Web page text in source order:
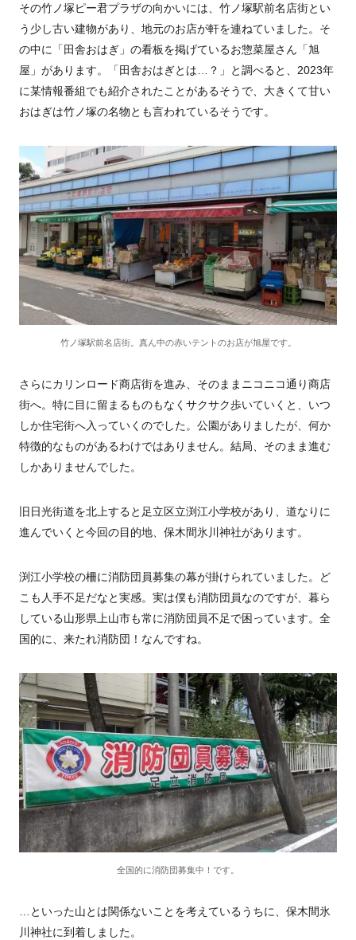
その竹ノ塚ピー君プラザの向かいには、竹ノ塚駅前名店街とい
う少し古い建物があり、地元のお店が軒を連ねていました。そ
の中に「田舎おはぎ」の看板を掲げているお惣菜屋さん「旭
屋」があります。「田舎おはぎとは…？」と調べると、2023年
に某情報番組でも紹介されたことがあるそうで、大きくて甘い
おはぎは竹ノ塚の名物とも言われているそうです。
竹ノ塚駅前名店街。真ん中の赤いテントのお店が旭屋です。
さらにカリンロード商店街を進み、そのままニコニコ通り商店
街へ。特に目に留まるものもなくサクサク歩いていくと、いつ
しか住宅街へ入っていくのでした。公園がありましたが、何か
特徴的なものがあるわけではありません。結局、そのまま進む
しかありませんでした。
旧日光街道を北上すると足立区立渕江小学校があり、道なりに
進んでいくと今回の目的地、保木間氷川神社があります。
渕江小学校の柵に消防団員募集の幕が掛けられていました。ど
こも人手不足だなと実感。実は僕も消防団員なのですが、暮ら
している山形県上山市も常に消防団員不足で困っています。全
国的に、来たれ消防団！なんですね。
全国的に消防団募集中！です。
…といった山とは関係ないことを考えているうちに、保木間氷
川神社に到着しました。